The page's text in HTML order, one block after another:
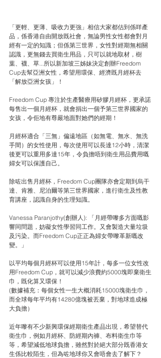
「更輕、更薄、吸收力更強」相信大家都估到係咩產
品，係香港自由開放既社會，無論男性女性都會對月
經有一定的知識；但係第三世界，女性對經期無相關
認識，更無錢去買衛生用品，只可以就地取材，樹
葉、襪、草...所以新加坡三姊妹決定創辦Freedom
Cup去幫亞洲女性，希望用環保、經濟既月經杯去
「解放亞洲女孩」！
Freedom Cup 專注於生產醫療用矽膠月經杯，更承諾
每售出一個月經杯，就會捐出一個予第三世界國家的
女孩，令佢地有尊嚴地面對她們的經期！
月經杯適合「三無」偏遠地區（如無電、無水、無洗
手間）的女性使用，每次使用可以長達12小時，清潔
後更可以重用多達15年，令負擔唔到衛生用品費用嘅
婦女可以保護自己。
除咗出售月經杯，Freedom Cup團隊亦會定期到烏干
達、肯雅、尼泊爾等第三世界國家，進行衛生及性教
育講座，認識自身的生理知識。
Vanessa Paranjothy(創辦人): 「月經帶嚟多方面嘅影
響同問題，妨礙女性學習同工作。又會製造大量垃圾
及污染。而Freedom Cup正正為婦女帶嚟革新嘅改
變。」
以平均每個月經杯可以使用15年計，每多一位女性改
用Freedom Cup，就可以減少浪費約5000塊即棄衛生
巾，既化算又環保！
(數據補充：每個女性一生大概消耗15000塊衛生巾，
而全球每年平均有14280億塊被丟棄，對地球造成極
大負擔）
近年嚟有不少新興環保經期衛生產品出現，希望替代
衛生巾，例如月經杯、防經期內褲、布料衛生巾等
等，希望減低地球負擔，雖然對於絕大部分既香港女
生係比較陌生，但為咗地球你又會唔會去了解下？